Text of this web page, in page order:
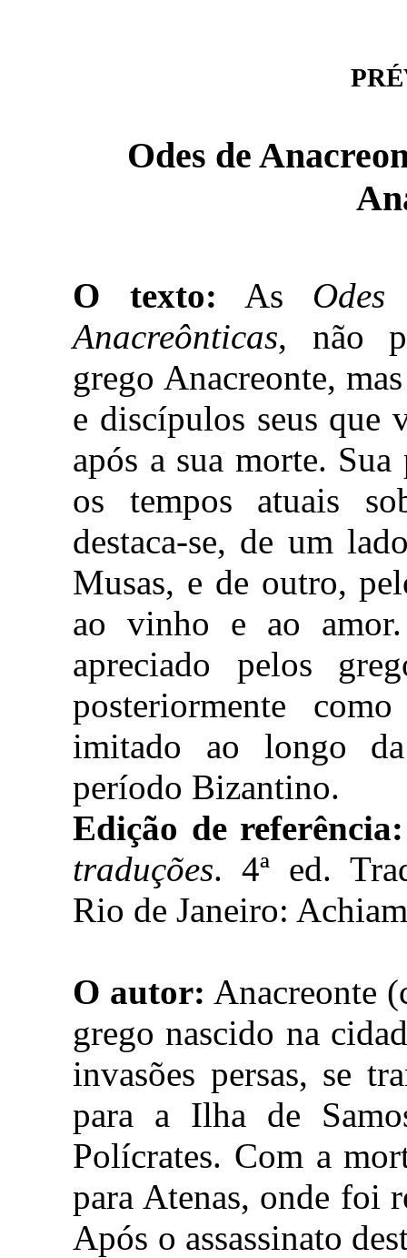
Odes de
O texto: As
Anacreônticas, não
grego Anacreonte,
e discípulos seus que
após a sua morte.
os tempos atuais
destaca-se, de um
Musas, e de outro,
ao vinho e ao
apreciado pelos
posteriormente
imitado ao longo
período Bizantino.
Edição de referência:
traduções. 4ª ed.
Rio de Janeiro:
O autor: Anacreonte
grego nascido na
invasões persas, se
para a Ilha de
Polícrates. Com a
para Atenas, onde foi
Após o assassinato